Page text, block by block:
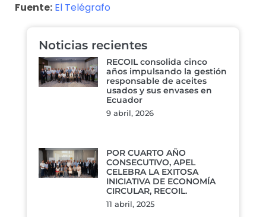
Fuente: El Telégrafo
Noticias recientes
RECOIL consolida cinco
años impulsando la gestión
responsable de aceites
usados y sus envases en
Ecuador
9 abril, 2026
POR CUARTO AÑO
CONSECUTIVO, APEL
CELEBRA LA EXITOSA
INICIATIVA DE ECONOMÍA
CIRCULAR, RECOIL.
11 abril, 2025